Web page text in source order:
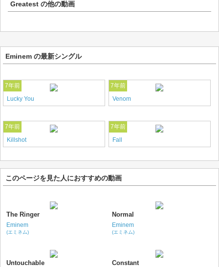
Greatest の他の動画
Eminem の最新シングル
7年前
Lucky You
7年前
Venom
7年前
Killshot
7年前
Fall
このページを見た人におすすめの動画
The Ringer
Eminem
(エミネム)
Normal
Eminem
(エミネム)
Untouchable Constant